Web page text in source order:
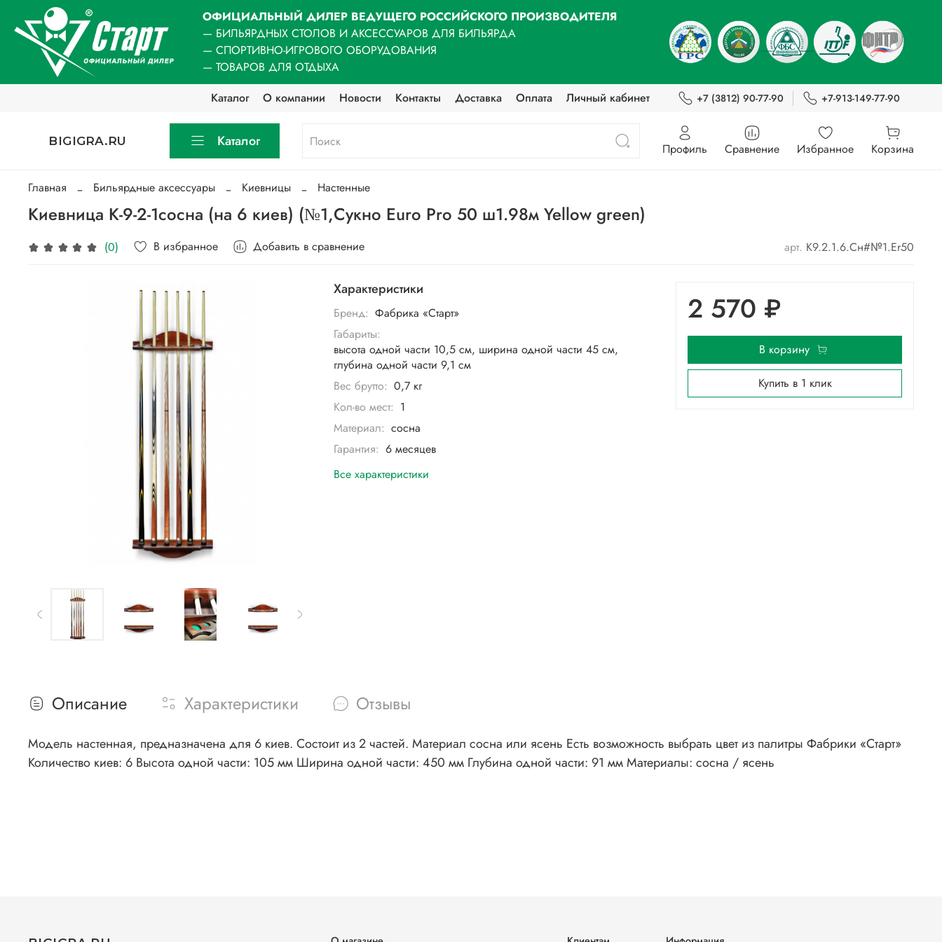
ОФИЦИАЛЬНЫЙ ДИЛЕР ВЕДУЩЕГО РОССИЙСКОГО ПРОИЗВОДИТЕЛЯ
— БИЛЬЯРДНЫХ СТОЛОВ И АКСЕССУАРОВ ДЛЯ БИЛЬЯРДА
— СПОРТИВНО-ИГРОВОГО ОБОРУДОВАНИЯ
— ТОВАРОВ ДЛЯ ОТДЫХА
Каталог
О компании Новости Контакты Доставка Оплата Личный кабинет +7 (3812) 90-77-90 +7-913-149-77-90
BIGIGRA.RU Каталог Профиль Сравнение Избранное Корзина
Главная Бильярдные аксессуары Киевницы Настенные
Киевница К-9-2-1сосна (на 6 киев) (№1,Сукно Euro Pro 50 ш1.98м Yellow green)
(0) В избранное Добавить в сравнение арт. К9.2.1.6.Сн#№1.Er50
Характеристики
Бренд: Фабрика «Старт»
Габариты:
высота одной части 10,5 см, ширина одной части 45 см,
глубина одной части 9,1 см
Вес брутто: 0,7 кг
Кол-во мест: 1
Материал: сосна
Гарантия: 6 месяцев
Все характеристики
2 570 ₽
В корзину
Купить в 1 клик
Описание Характеристики Отзывы
Модель настенная, предназначена для 6 киев. Состоит из 2 частей. Материал сосна или ясень Есть возможность выбрать цвет из палитры Фабрики «Старт»
Количество киев: 6 Высота одной части: 105 мм Ширина одной части: 450 мм Глубина одной части: 91 мм Материалы: сосна / ясень